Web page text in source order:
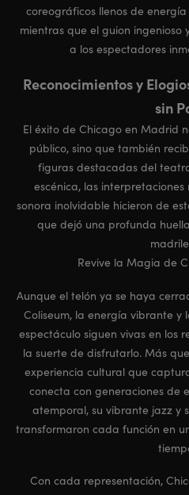
coreográficos llenos de
mientras que el guion
a los espectadores
Reconocimientos y
sin
El éxito de Chicago en Madrid
público, sino que también
figuras destacadas del
escénica, las
sonora inolvidable hicieron de
que dejó una profunda
Revive la Magia de
Aunque el telón ya se haya
Coliseum, la energía vibrante y
espectáculo siguen vivas en los
la suerte de disfrutarlo. Más
experiencia cultural que
conecta con generaciones de
atemporal, su vibrante jazz y
transformaron cada función en
Con cada representación,